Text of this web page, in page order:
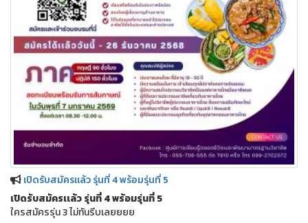
เปิดรับสมัครเเล้ว รุ่นที่ 4 พร้อมรุ่นที่ 5
เปิดรับสมัครเเล้ว รุ่นที่ 4 พร้อมรุ่นที่ 5
ใครสมัครรุ่น 3 ไม่ทันรีบเลยยยย